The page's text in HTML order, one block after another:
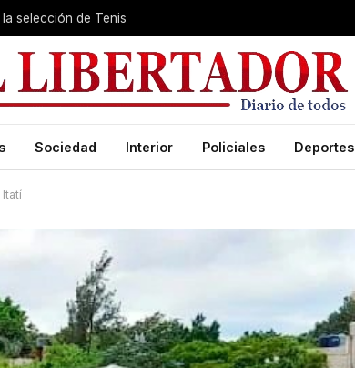
selección de Tenis
Sociedad Interior Policiales Deportes
Itatí